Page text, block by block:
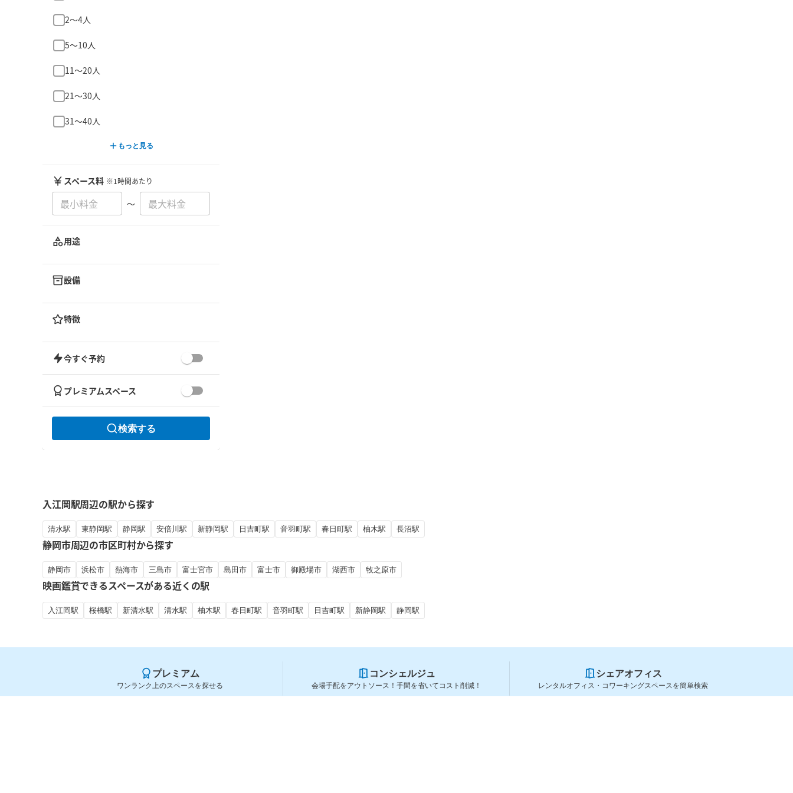
2〜4人
5〜10人
11〜20人
21〜30人
31〜40人
もっと見る
スペース料 ※1時間あたり
〜
用途
設備
特徴
今すぐ予約
プレミアムスペース
検索する
入江岡駅周辺の駅から探す
清水駅 東静岡駅 静岡駅 安倍川駅 新静岡駅 日吉町駅 音羽町駅 春日町駅 柚木駅 長沼駅
静岡市周辺の市区町村から探す
静岡市 浜松市 熱海市 三島市 富士宮市 島田市 富士市 御殿場市 湖西市 牧之原市
映画鑑賞できるスペースがある近くの駅
入江岡駅 桜橋駅 新清水駅 清水駅 柚木駅 春日町駅 音羽町駅 日吉町駅 新静岡駅 静岡駅
プレミアム
ワンランク上のスペースを探せる
コンシェルジュ
会場手配をアウトソース！手間を省いてコスト削減！
シェアオフィス
レンタルオフィス・コワーキングスペースを簡単検索